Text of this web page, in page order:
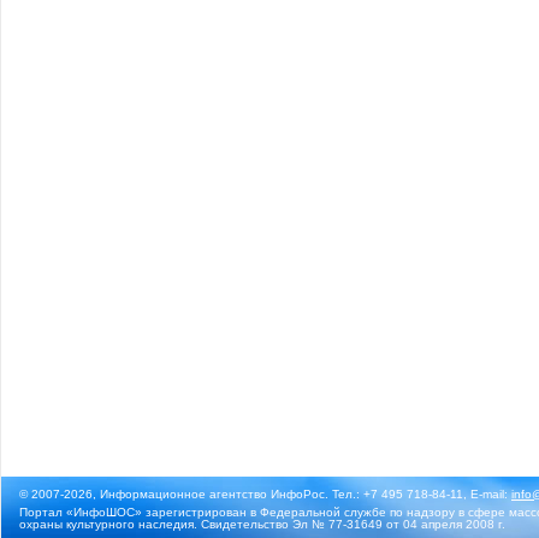
© 2007-2026, Информационное агентство ИнфоРос. Тел.: +7 495 718-84-11, E-mail:
Портал «ИнфоШОС» зарегистрирован в Федеральной службе по надзору в сфере
охраны культурного наследия. Свидетельство Эл № 77-31649 от 04 апреля 2008 г.